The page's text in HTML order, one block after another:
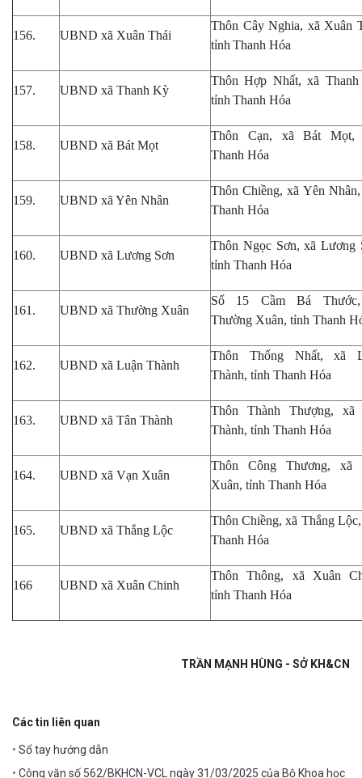
156. UBND xã Xuân Thái
Thôn Cây Nghia, xã Xuân
tỉnh Thanh Hóa
157. UBND xã Thanh Kỳ
Thôn Hợp Nhất, xã
tỉnh Thanh Hóa
158. UBND xã Bát Mọt
Thôn Cạn, xã Bát Mọt,
Thanh Hóa
159. UBND xã Yên Nhân
Thôn Chiềng, xã Yên
Thanh Hóa
160. UBND xã Lương Sơn
Thôn Ngọc Sơn, xã Lương
tỉnh Thanh Hóa
161. UBND xã Thường Xuân
Số 15 Cầm Bá
Thường Xuân, tỉnh Thanh
162. UBND xã Luận Thành
Thôn Thống Nhất, xã
Thành, tỉnh Thanh Hóa
163. UBND xã Tân Thành
Thôn Thành Thượng, xã
Thành, tỉnh Thanh Hóa
164. UBND xã Vạn Xuân
Thôn Công Thương, xã
Xuân, tỉnh Thanh Hóa
165. UBND xã Thắng Lộc
Thôn Chiềng, xã Thắng
Thanh Hóa
166 UBND xã Xuân Chinh
Thôn Thông, xã Xuân
tỉnh Thanh Hóa
TRẦN MẠNH HÙNG - SỞ KH&CN
Các tin liên quan
Sổ tay hướng dẫn
Công văn số 562/BKHCN-VCL ngày 31/03/2025 của Bộ Khoa học